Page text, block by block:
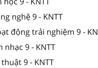
nghệ 9 - KNTT
động trải nghiệm 9 -
nhạc 9 - KNTT
9 - KNTT